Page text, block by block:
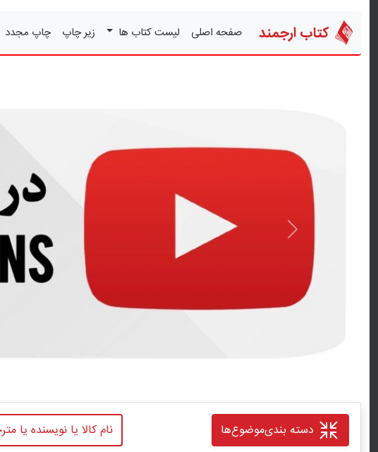
کتاب ارجمند صفحه اصلی لیست کتاب ها زیر چاپ چاپ مجدد
قبلی
دسته بندیموضوع‌ها